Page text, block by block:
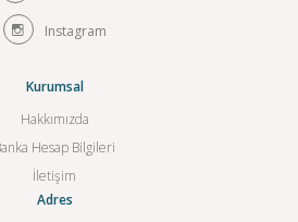
Instagram
Kurumsal
Hakkımızda
Hesap Bilgileri
İletişim
Adres